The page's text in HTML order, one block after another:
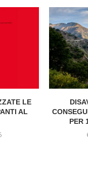
LE
AL
PER